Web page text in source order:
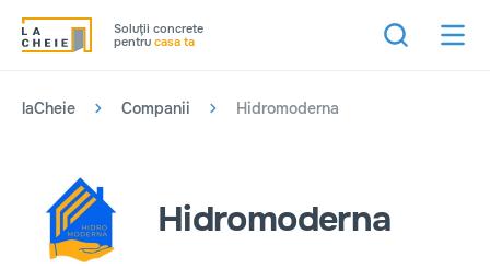
Soluţii concrete
pentru casa ta
laCheie Companii Hidromoderna
Hidromoderna